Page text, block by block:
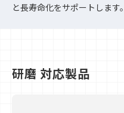
と長寿命化をサポートします。
研磨 対応製品